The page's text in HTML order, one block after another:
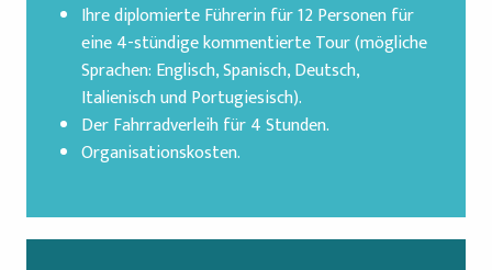
Ihre diplomierte Führerin für 12 Personen für
eine 4-stündige kommentierte Tour (mögliche
Sprachen: Englisch, Spanisch, Deutsch,
Italienisch und Portugiesisch).
Der Fahrradverleih für 4 Stunden.
Organisationskosten.